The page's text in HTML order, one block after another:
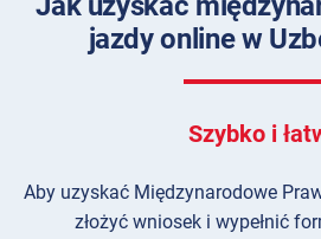
jazdy online w
Szybko i
Aby uzyskać Międzynarodowe
złożyć wniosek i wypełnić